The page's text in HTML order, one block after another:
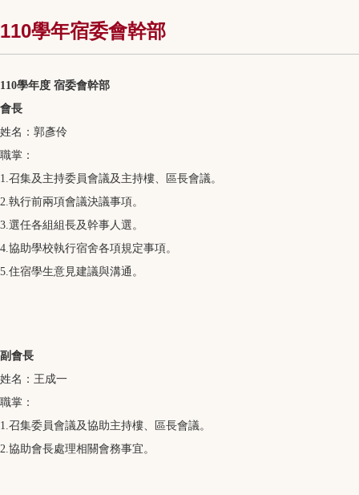
110學年宿委會幹部
110學年度 宿委會幹部
會長
姓名：郭彥伶
職掌：
1.召集及主持委員會議及主持樓、區長會議。
2.執行前兩項會議決議事項。
3.選任各組組長及幹事人選。
4.協助學校執行宿舍各項規定事項。
5.住宿學生意見建議與溝通。
副會長
姓名：王成一
職掌：
1.召集委員會議及協助主持樓、區長會議。
2.協助會長處理相關會務事宜。